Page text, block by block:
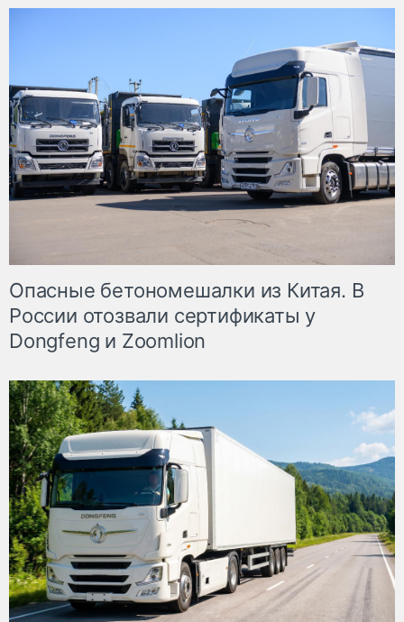
Опасные бетономешалки из Китая. В
России отозвали сертификаты у
Dongfeng и Zoomlion